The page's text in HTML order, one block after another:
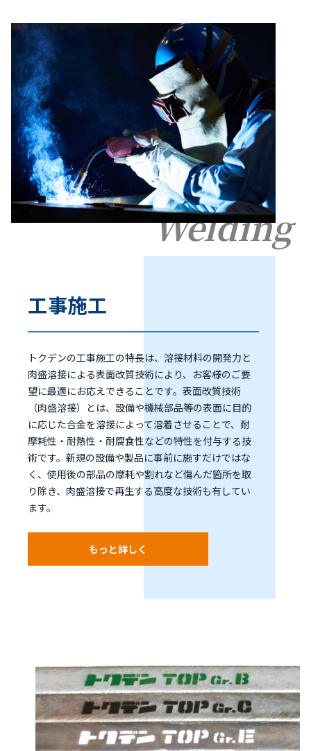
Welding
工事施工
トクデンの工事施工の特長は、溶接材料の開発力と
肉盛溶接による表面改質技術により、お客様のご要
望に最適にお応えできることです。表面改質技術
（肉盛溶接）とは、設備や機械部品等の表面に目的
に応じた合金を溶接によって溶着させることで、耐
摩耗性・耐熱性・耐腐食性などの特性を付与する技
術です。新規の設備や製品に事前に施すだけではな
く、使用後の部品の摩耗や割れなど傷んだ箇所を取
り除き、肉盛溶接で再生する高度な技術も有してい
ます。
もっと詳しく